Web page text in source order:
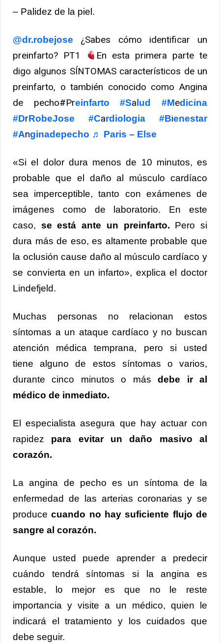
– Palidez de la piel.
@dr.robejose ¿Sabes cómo identificar un
preinfarto? PT1
En esta primera parte te
digo algunos SÍNTOMAS característicos de un
preinfarto, o también conocido como Angina
de pecho#Preinfarto #Sa lud #Medicina
#DrRobeJose #Cardiologia #Bienestar
#Anginadepecho ♬ Paris – Else
«Si el dolor dura menos de 10 minutos, es
probable que el daño al músculo cardíaco
sea imperceptible, tanto con exámenes de
imágenes como de laboratorio. En este
caso, se está ante un preinfarto. Pero si
dura más de eso, es altamente probable que
la oclusión cause daño al músculo cardíaco y
se convierta en un infarto», explica el doctor
Lindefjeld.
Muchas personas no relacionan estos
síntomas a un ataque cardíaco y no buscan
atención médica temprana, pero si usted
tiene alguno de estos síntomas o varios,
durante cinco minutos o másdebe ir al
médico de inmediato.
El especialista asegura que hay actuar con
rapidez para evitar un daño masivo al
corazón.
La angina de pecho es un síntoma de la
enfermedad de las arterias coronarias y se
producecuando no hay suficiente flujo de
sangre al corazón.
Aunque usted puede aprender a predecir
cuándo tendrá síntomas si la angina es
estable, lo mejor es que no le reste
importancia y visite a un médico, quien le
indicará el tratamiento y los cuidados que
debe seguir.